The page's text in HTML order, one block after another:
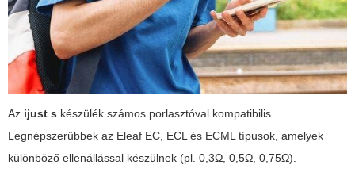
Az ijust s készülék számos porlasztóval kompatibilis.
Legnépszerűbbek az Eleaf EC, ECL és ECML típusok, amelyek
különböző ellenállással készülnek (pl. 0,3Ω, 0,5Ω, 0,75Ω).